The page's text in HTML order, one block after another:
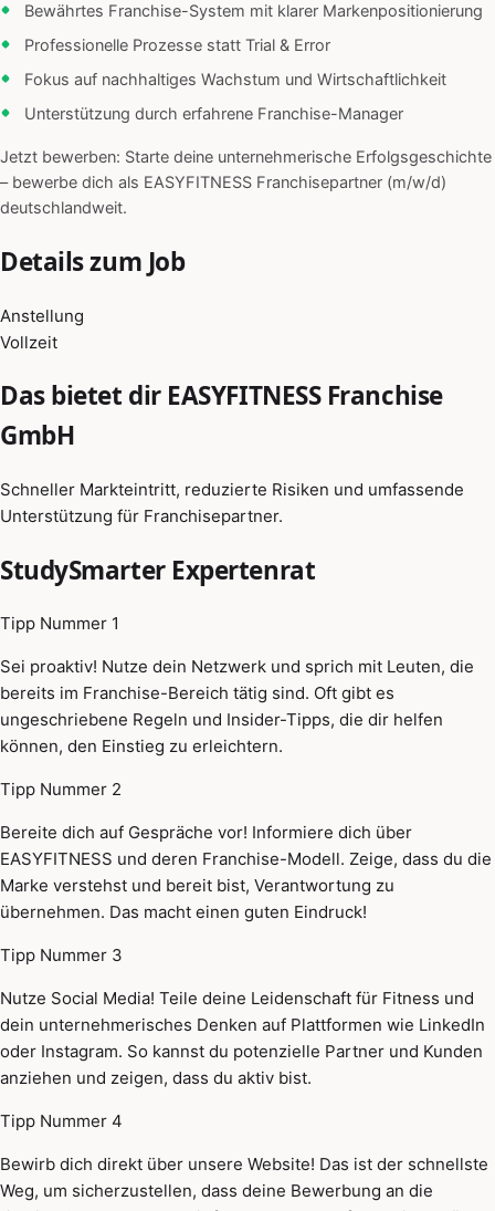
Bewährtes Franchise-System mit klarer Markenpositionierung
Professionelle Prozesse statt Trial & Error
Fokus auf nachhaltiges Wachstum und Wirtschaftlichkeit
Unterstützung durch erfahrene Franchise-Manager
Jetzt bewerben: Starte deine unternehmerische Erfolgsgeschichte
– bewerbe dich als EASYFITNESS Franchisepartner (m/w/d)
deutschlandweit.
Details zum Job
Anstellung
Vollzeit
Das bietet dir EASYFITNESS Franchise
GmbH
Schneller Markteintritt, reduzierte Risiken und umfassende
Unterstützung für Franchisepartner.
StudySmarter Expertenrat
Tipp Nummer 1
Sei proaktiv! Nutze dein Netzwerk und sprich mit Leuten, die
bereits im Franchise-Bereich tätig sind. Oft gibt es
ungeschriebene Regeln und Insider-Tipps, die dir helfen
können, den Einstieg zu erleichtern.
Tipp Nummer 2
Bereite dich auf Gespräche vor! Informiere dich über
EASYFITNESS und deren Franchise-Modell. Zeige, dass du die
Marke verstehst und bereit bist, Verantwortung zu
übernehmen. Das macht einen guten Eindruck!
Tipp Nummer 3
Nutze Social Media! Teile deine Leidenschaft für Fitness und
dein unternehmerisches Denken auf Plattformen wie LinkedIn
oder Instagram. So kannst du potenzielle Partner und Kunden
anziehen und zeigen, dass du aktiv bist.
Tipp Nummer 4
Bewirb dich direkt über unsere Website! Das ist der schnellste
Weg, um sicherzustellen, dass deine Bewerbung an die